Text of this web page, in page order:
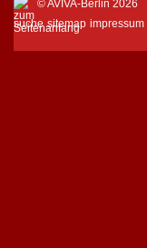
© AVIVA-Berlin 2026
suche sitemap impressum